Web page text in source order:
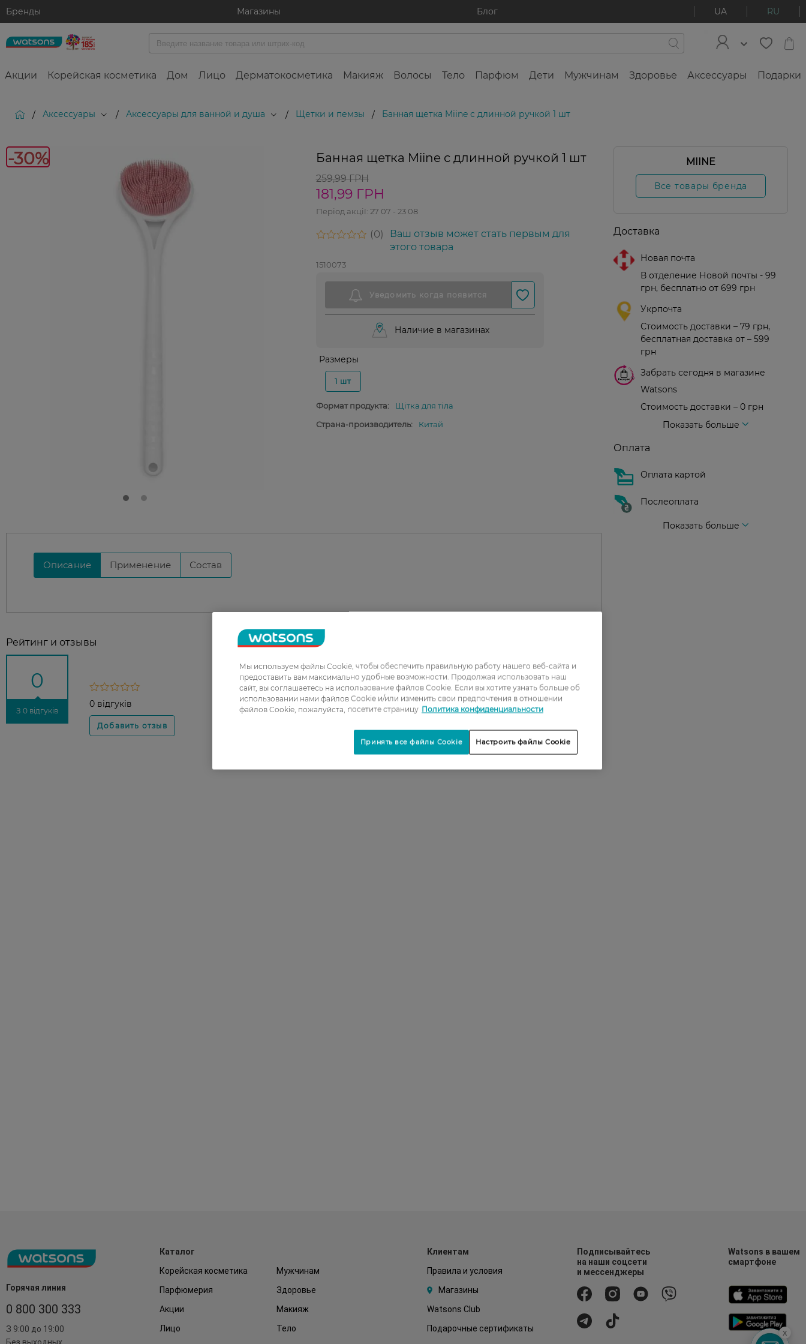
Бренды Магазины Блог UA RU
Акции Корейская косметика Дом Лицо Дерматокосметика Макияж Волосы Тело Парфюм Дети Мужчинам Здоровье Аксессуары Подарки
/ Аксессуары / Аксессуары для ванной и душа / Щетки и пемзы / Банная щетка Miine с длинной ручкой 1 шт
-30% Банная щетка Miine с длинной ручкой 1 шт
259,99 ГРН
181,99 ГРН
Період акції: 27 07 - 23 08
0
Ваш отзыв может стать первым для
этого товара
1510073
Наличие в магазинах
Размеры
1 шт
Формат продукта:
Щітка для тіла
Страна-производитель:
Китай
Описание Применение Состав
Рейтинг и отзывы
0
З 0 відгуків
0 відгуків
1
2
3
4
MIINE
Все товары бренда
Доставка
Новая почта
В отделение Новой почты - 99
грн, бесплатно от 699 грн
Укрпочта
Стоимость доставки – 79 грн,
бесплатная доставка от – 599
грн
Забрать сегодня в магазине
Watsons
Стоимость доставки – 0 грн
Показать больше
Оплата
Оплата картой
Послеоплата
Показать больше
Горячая линия
0 800 300 333
З 9:00 до 19:00
Каталог
Корейская косметика
Мужчинам
Парфюмерия
Здоровье
Акции
Макияж
Лицо
Тело
Клиентам
Правила и условия
Магазины
Watsons Club
Подарочные сертификаты
Подписывайтесь
на наши соцсети
и мессенджеры
Watsons в вашем
смартфоне
x
Мы используем файлы Cookie, чтобы обеспечить правильную работу нашего веб-сайта и
предоставить вам максимально удобные возможности. Продолжая использовать наш
сайт, вы соглашаетесь на использование файлов Cookie. Если вы хотите узнать больше об
использовании нами файлов Cookie и/или изменить свои предпочтения в отношении
файлов Cookie, пожалуйста, посетите страницу Политика конфиденциальности
Настроить файлы Cookie
Принять все файлы Cookie